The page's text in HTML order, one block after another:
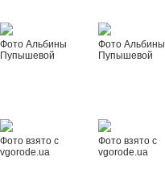
Фото Альбины
Пупышевой
Фото Альбины
Пупышевой
Фото взято с
vgorode.ua
Фото взято с
vgorode.ua